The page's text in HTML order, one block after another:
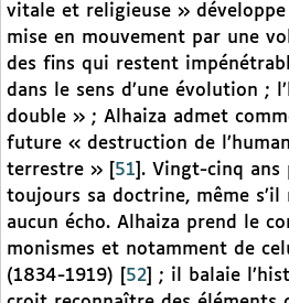
vitale et religieuse » développe
mise en mouvement par une
des fins qui restent
dans le sens d’une évolution ;
double » ; Alhaiza admet
future « destruction de
terrestre »
51 . Vingt-cinq ans
toujours sa doctrine, même s’il
aucun écho. Alhaiza prend le
monismes et notamment de
(1834-1919)
52
; il balaie